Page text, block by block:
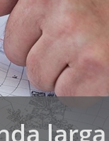
larga